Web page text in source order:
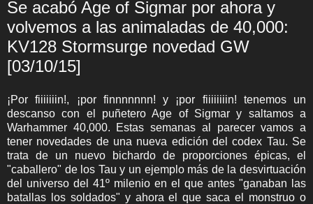
Se acabó Age of Sigmar por ahora y
volvemos a las animaladas de 40,000:
KV128 Stormsurge novedad GW
[03/10/15]
¡Por fiiiiiiin!, ¡por finnnnnnn! y ¡por fiiiiiiiin! tenemos un
descanso con el puñetero Age of Sigmar y saltamos a
Warhammer 40,000. Estas semanas al parecer vamos a
tener novedades de una nueva edición del codex Tau. Se
trata de un nuevo bichardo de proporciones épicas, el
"caballero" de los Tau y un ejemplo más de la desvirtuación
del universo del 41º milenio en el que antes "ganaban las
batallas los soldados" y ahora el que saca el monstruo o